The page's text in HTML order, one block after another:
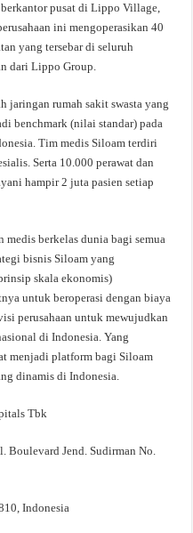
berkantor pusat di Lippo Village,
ini mengoperasikan 40
yang tersebar di seluruh
dari Lippo Group.
jaringan rumah sakit swasta yang
benchmark (nilai standar) pada
Tim medis Siloam terdiri
Serta 10.000 perawat dan
hampir 2 juta pasien setiap
berkelas dunia bagi semua
bisnis Siloam yang
skala ekonomis)
untuk beroperasi dengan biaya
perusahaan untuk mewujudkan
di Indonesia. Yang
menjadi platform bagi Siloam
dinamis di Indonesia.
Tbk
Boulevard Jend. Sudirman No.
Indonesia